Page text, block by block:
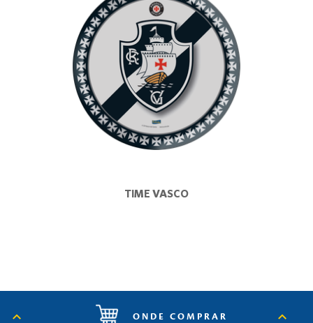
TIME VASCO
ONDE COMPRAR